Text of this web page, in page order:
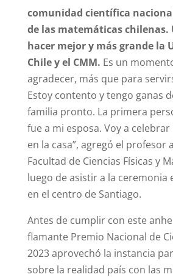
comunidad científica
de las matemáticas chilenas.
hacer mejor y más grande la
Chile y el CMM. Es un
agradecer, más que para
Estoy contento y tengo ganas
familia pronto. La primera
fue a mi esposa. Voy a
en la casa”, agregó el profesor
Facultad de Ciencias Físicas y
luego de asistir a la ceremonia
en el centro de Santiago.
Antes de cumplir con este
flamante Premio Nacional de
2023 aprovechó la instancia
sobre la realidad país con las